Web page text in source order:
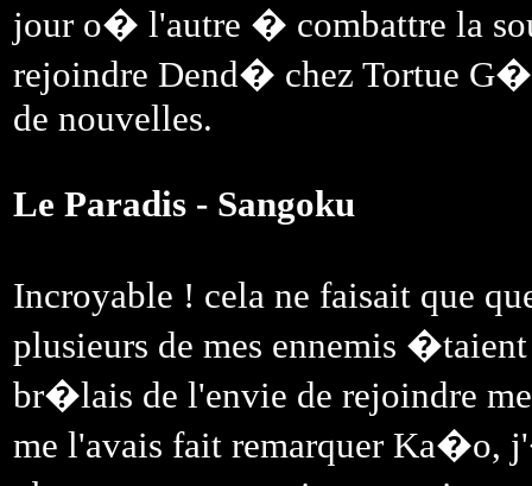
jour o� l'autre � combattre la
rejoindre Dend� chez Tortue
de nouvelles.
Le Paradis - Sangoku
Incroyable ! cela ne faisait que
plusieurs de mes ennemis
br�lais de l'envie de rejoindre
me l'avais fait remarquer Ka�o,